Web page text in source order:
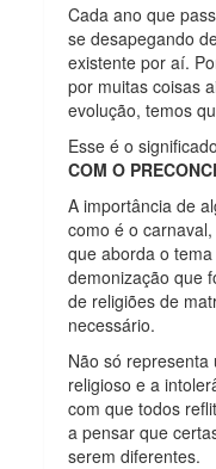
Cada ano que
se desapegando
existente por aí.
por muitas coisas
evolução, temos
Esse é o
COM O
A importância de
como é o
que aborda o
demonização que
de religiões de
necessário.
Não só
religioso e a
com que todos
a pensar que
serem diferentes.